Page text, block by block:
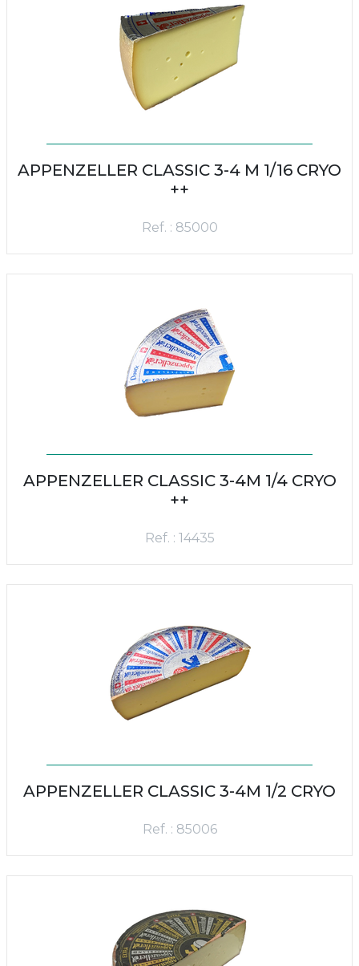
APPENZELLER CLASSIC 3-4 M 1/16 CRYO
++
Ref. : 85000
APPENZELLER CLASSIC 3-4M 1/4 CRYO
++
Ref. : 14435
APPENZELLER CLASSIC 3-4M 1/2 CRYO
Ref. : 85006